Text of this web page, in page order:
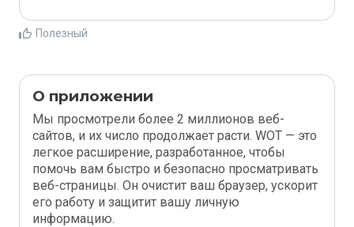
Полезный
О приложении
Мы просмотрели более 2 миллионов веб-
сайтов, и их число продолжает расти. WOT — это
легкое расширение, разработанное, чтобы
помочь вам быстро и безопасно просматривать
веб-страницы. Он очистит ваш браузер, ускорит
его работу и защитит вашу личную
информацию.